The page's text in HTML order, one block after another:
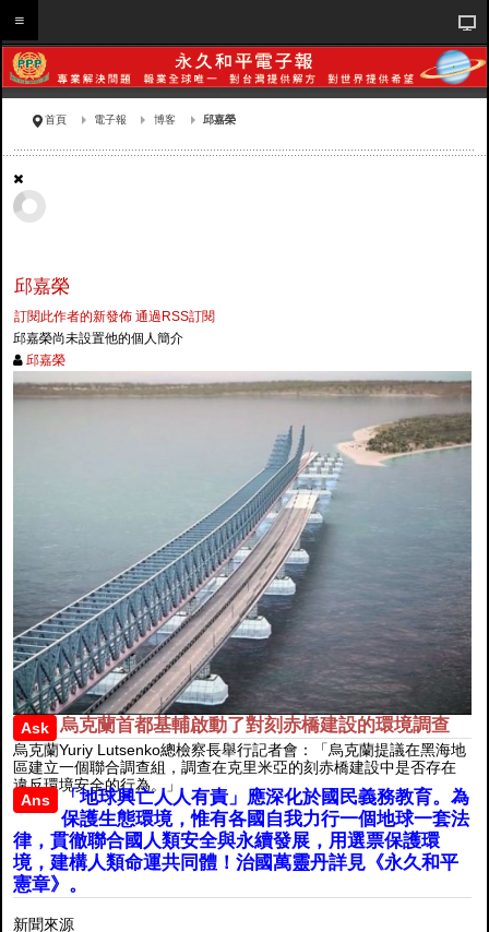
首頁 電子報 博客 邱嘉榮
邱嘉榮
訂閱此作者的新發佈 通過RSS訂閱
邱嘉榮尚未設置他的個人簡介
邱嘉榮
Ask 烏克蘭首都基輔啟動了對刻赤橋建設的環境調查
烏克蘭Yuriy Lutsenko總檢察長舉行記者會：「烏克蘭提議在黑海地
區建立一個聯合調查組，調查在克里米亞的刻赤橋建設中是否存在
違反環境安全的行為。」
Ans
「地球興亡人人有責」應深化於國民義務教育。為
保護生態環境，惟有各國自我力行一個地球一套法
律，貫徹聯合國人類安全與永續發展，用選票保護環
境，建構人類命運共同體！治國萬靈丹詳見《永久和平
憲章》。
新聞來源